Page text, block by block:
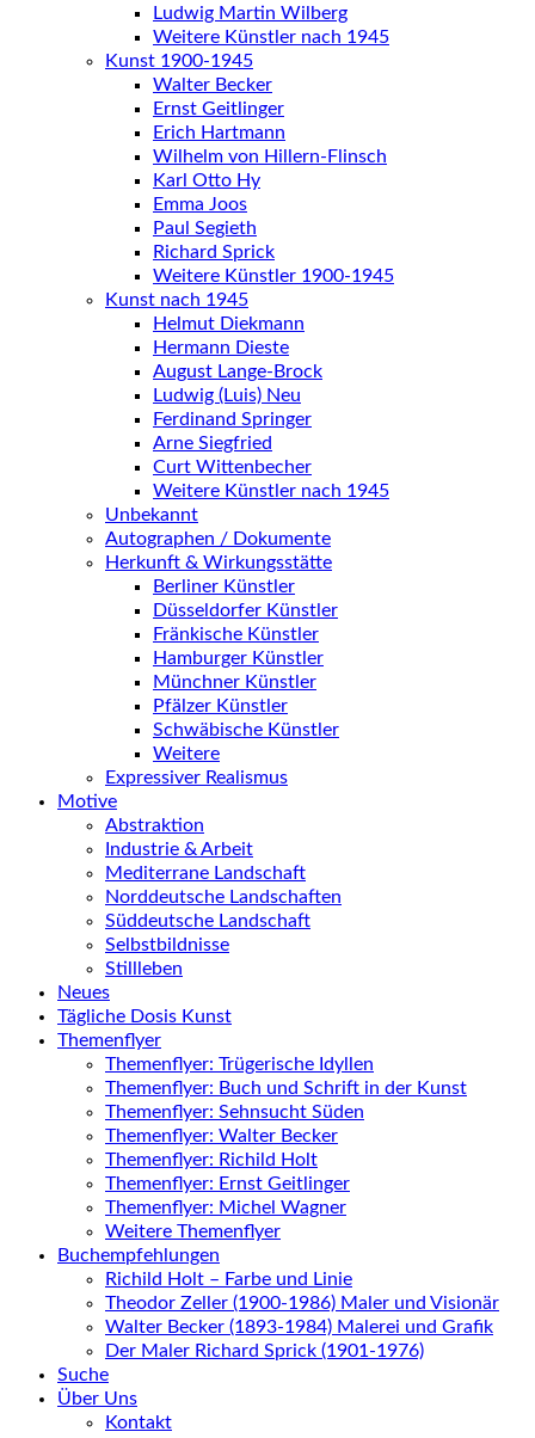
Ludwig Martin Wilberg
Weitere Künstler nach 1945
Kunst 1900-1945
Walter Becker
Ernst Geitlinger
Erich Hartmann
Wilhelm von Hillern-Flinsch
Karl Otto Hy
Emma Joos
Paul Segieth
Richard Sprick
Weitere Künstler 1900-1945
Kunst nach 1945
Helmut Diekmann
Hermann Dieste
August Lange-Brock
Ludwig (Luis) Neu
Ferdinand Springer
Arne Siegfried
Curt Wittenbecher
Weitere Künstler nach 1945
Unbekannt
Autographen / Dokumente
Herkunft & Wirkungsstätte
Berliner Künstler
Düsseldorfer Künstler
Fränkische Künstler
Hamburger Künstler
Münchner Künstler
Pfälzer Künstler
Schwäbische Künstler
Weitere
Expressiver Realismus
Motive
Abstraktion
Industrie & Arbeit
Mediterrane Landschaft
Norddeutsche Landschaften
Süddeutsche Landschaft
Selbstbildnisse
Stillleben
Neues
Tägliche Dosis Kunst
Themenflyer
Themenflyer: Trügerische Idyllen
Themenflyer: Buch und Schrift in der Kunst
Themenflyer: Sehnsucht Süden
Themenflyer: Walter Becker
Themenflyer: Richild Holt
Themenflyer: Ernst Geitlinger
Themenflyer: Michel Wagner
Weitere Themenflyer
Buchempfehlungen
Richild Holt – Farbe und Linie
Theodor Zeller (1900-1986) Maler und Visionär
Walter Becker (1893-1984) Malerei und Grafik
Der Maler Richard Sprick (1901-1976)
Suche
Über Uns
Kontakt